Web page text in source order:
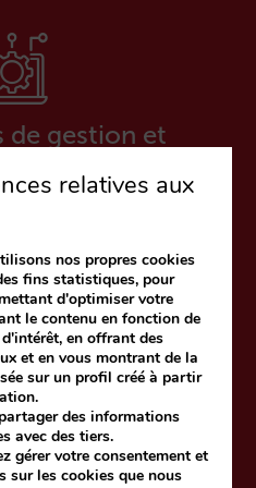
de gestion et
du metasearch
relatives aux
nos propres cookies
fins statistiques, pour
d'optimiser votre
le contenu en fonction de
en offrant des
et en vous montrant de la
sur un profil créé à partir
des informations
avec des tiers.
gérer votre consentement et
sur les cookies que nous